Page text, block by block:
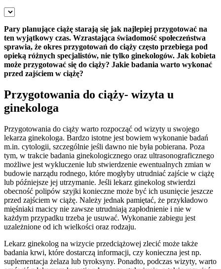
Pary planujące ciążę starają się jak najlepiej przygotować na
ten wyjątkowy czas. Wzrastająca świadomość społeczeństwa
sprawia, że okres przygotowań do ciąży często przebiega pod
opieką różnych specjalistów, nie tylko ginekologów. Jak kobieta
może przygotować się do ciąży? Jakie badania warto wykonać
przed zajściem w ciążę?
Przygotowania do ciąży- wizyta u
ginekologa
Przygotowania do ciąży warto rozpocząć od wizyty u swojego
lekarza ginekologa. Bardzo istotne jest bowiem wykonanie badań
m.in. cytologii, szczególnie jeśli dawno nie była pobierana. Poza
tym, w trakcie badania ginekologicznego oraz ultrasonograficznego
możliwe jest wykluczenie lub stwierdzenie ewentualnych zmian w
budowie narządu rodnego, które mogłyby utrudniać zajście w ciążę
lub późniejsze jej utrzymanie. Jeśli lekarz ginekolog stwierdzi
obecność polipów szyjki konieczne może być ich usunięcie jeszcze
przed zajściem w ciążę. Należy jednak pamiętać, że przykładowo
mięśniaki macicy nie zawsze utrudniają zapłodnienie i nie w
każdym przypadku trzeba je usuwać. Wykonanie zabiegu jest
uzależnione od ich wielkości oraz rodzaju.
Lekarz ginekolog na wizycie przedciążowej zlecić może także
badania krwi, które dostarczą informacji, czy konieczna jest np.
suplementacja żelaza lub tyroksyny. Ponadto, podczas wizyty, warto